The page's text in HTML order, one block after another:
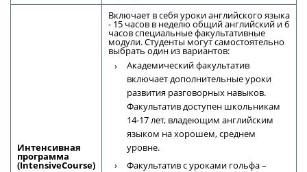
Интенсивная
программа
(IntensiveCourse)
Включает в себя уроки английского языка
- 15 часов в неделю общий английский и 6
часов специальные факультативные
модули. Студенты могут самостоятельно
выбрать один из вариантов:
Академический факультатив
включает дополнительные уроки
развития разговорных навыков.
Факультатив доступен школьникам
14-17 лет, владеющим английским
языком на хорошем, среднем
уровне.
Факультатив с уроками гольфа –